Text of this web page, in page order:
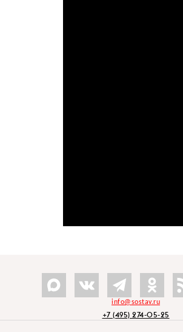
info@sostav.ru
+7 (495) 274-05-25